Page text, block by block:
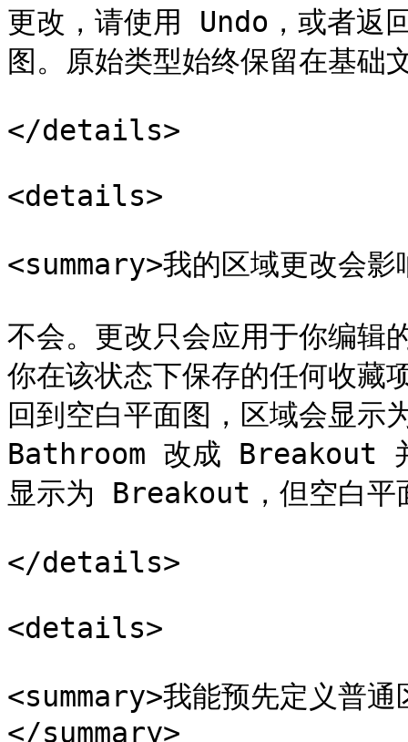
更改，请使用 Undo，或者返
图。原始类型始终保留在基础
</details>
<details>
<summary>我的区域更改会
不会。更改只会应用于你编辑
你在该状态下保存的任何收藏
回到空白平面图，区域会显示
Bathroom 改成 Breakout 并
显示为 Breakout，但空白
</details>
<details>
<summary>我能预先定义普
</summary>